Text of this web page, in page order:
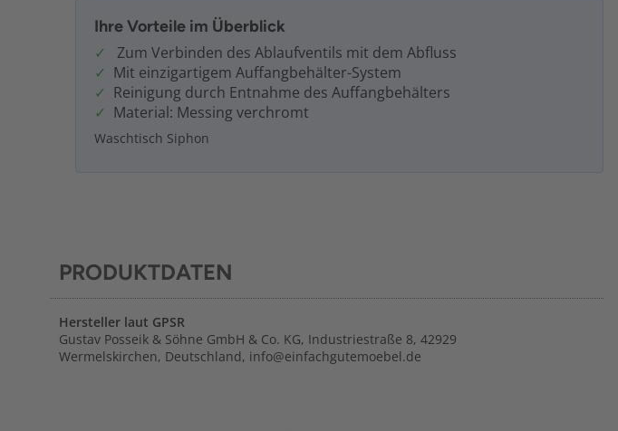
Ihre Vorteile im Überblick
Zum Verbinden des Ablaufventils mit dem Abfluss
Mit einzigartigem Auffangbehälter-System
Reinigung durch Entnahme des Auffangbehälters
Material: Messing verchromt
Waschtisch Siphon
PRODUKTDATEN
Hersteller laut GPSR
Gustav Posseik & Söhne GmbH & Co. KG, Industriestraße 8, 42929
Wermelskirchen, Deutschland, info@einfachgutemoebel.de